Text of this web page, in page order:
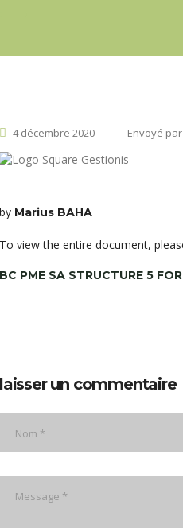
4 décembre 2020 Envoyé par
by Marius BAHA
To view the entire document,
BC PME SA STRUCTURE 5
laisser un commentaire